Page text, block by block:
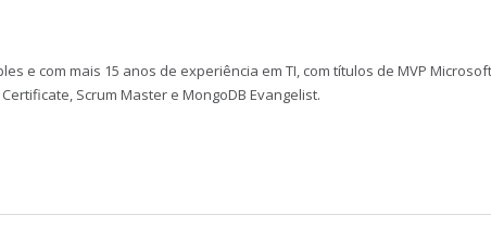
e com mais 15 anos de experiência em TI, com títulos de MVP
Scrum Master e MongoDB Evangelist.